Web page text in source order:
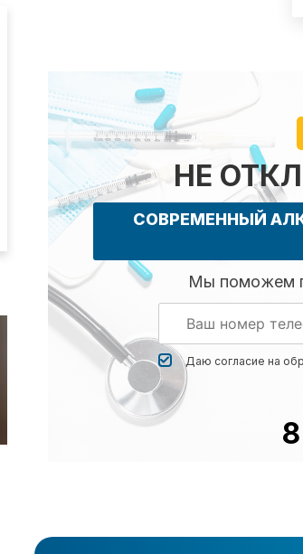
НЕ
СОВРЕМЕННЫЙ
Мы поможем
Даю согласие на